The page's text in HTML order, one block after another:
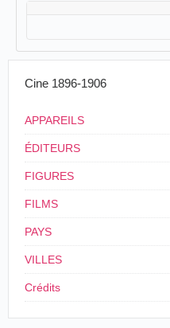
Cine 1896-1906
APPAREILS
ÉDITEURS
FIGURES
FILMS
PAYS
VILLES
Crédits